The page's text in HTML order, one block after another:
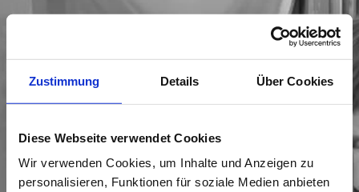
Zustimmung Details Über Cookies
Diese Webseite verwendet Cookies
Wir verwenden Cookies, um Inhalte und Anzeigen zu
personalisieren, Funktionen für soziale Medien anbieten